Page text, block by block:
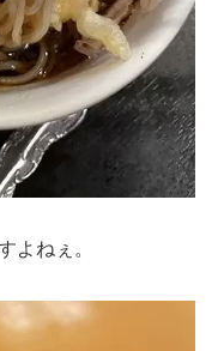
よねぇ。